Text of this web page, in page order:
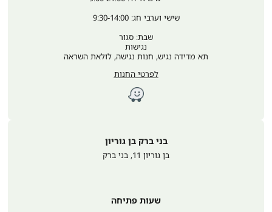
שישי וערבי חג: 9:30-14:00
שבת: סגור
נגישות
תא מדידה נגיש, חנות נגישה, לולאת השראה
לפרטי החנות
בני ברק בן גוריון
בן גוריון 11 , בני ברק
שעות פתיחה